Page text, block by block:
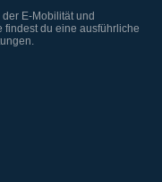
E-Mobilität und
findest du eine ausführliche